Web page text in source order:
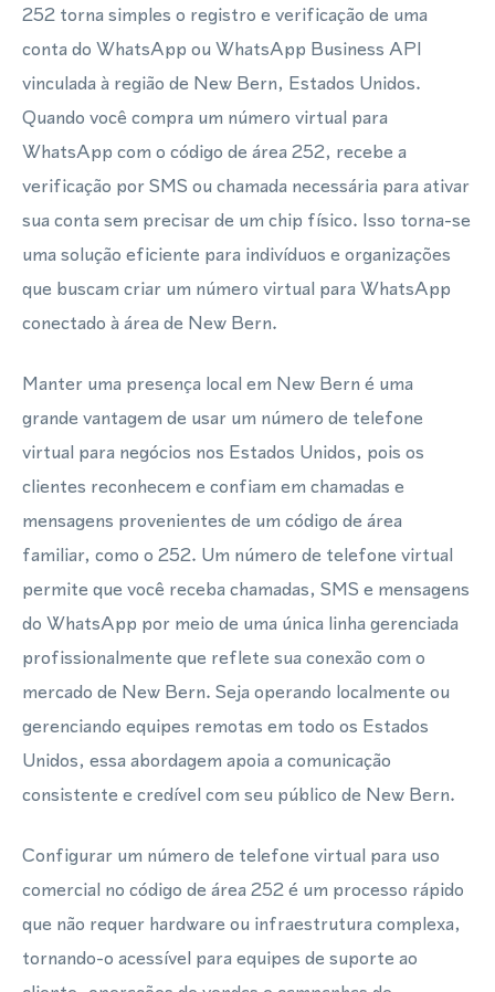
252 torna simples o registro e verificação de uma
conta do WhatsApp ou WhatsApp Business API
vinculada à região de New Bern, Estados Unidos.
Quando você compra um número virtual para
WhatsApp com o código de área 252, recebe a
verificação por SMS ou chamada necessária para ativar
sua conta sem precisar de um chip físico. Isso torna-se
uma solução eficiente para indivíduos e organizações
que buscam criar um número virtual para WhatsApp
conectado à área de New Bern.
Manter uma presença local em New Bern é uma
grande vantagem de usar um número de telefone
virtual para negócios nos Estados Unidos, pois os
clientes reconhecem e confiam em chamadas e
mensagens provenientes de um código de área
familiar, como o 252. Um número de telefone virtual
permite que você receba chamadas, SMS e mensagens
do WhatsApp por meio de uma única linha gerenciada
profissionalmente que reflete sua conexão com o
mercado de New Bern. Seja operando localmente ou
gerenciando equipes remotas em todo os Estados
Unidos, essa abordagem apoia a comunicação
consistente e credível com seu público de New Bern.
Configurar um número de telefone virtual para uso
comercial no código de área 252 é um processo rápido
que não requer hardware ou infraestrutura complexa,
tornando-o acessível para equipes de suporte ao